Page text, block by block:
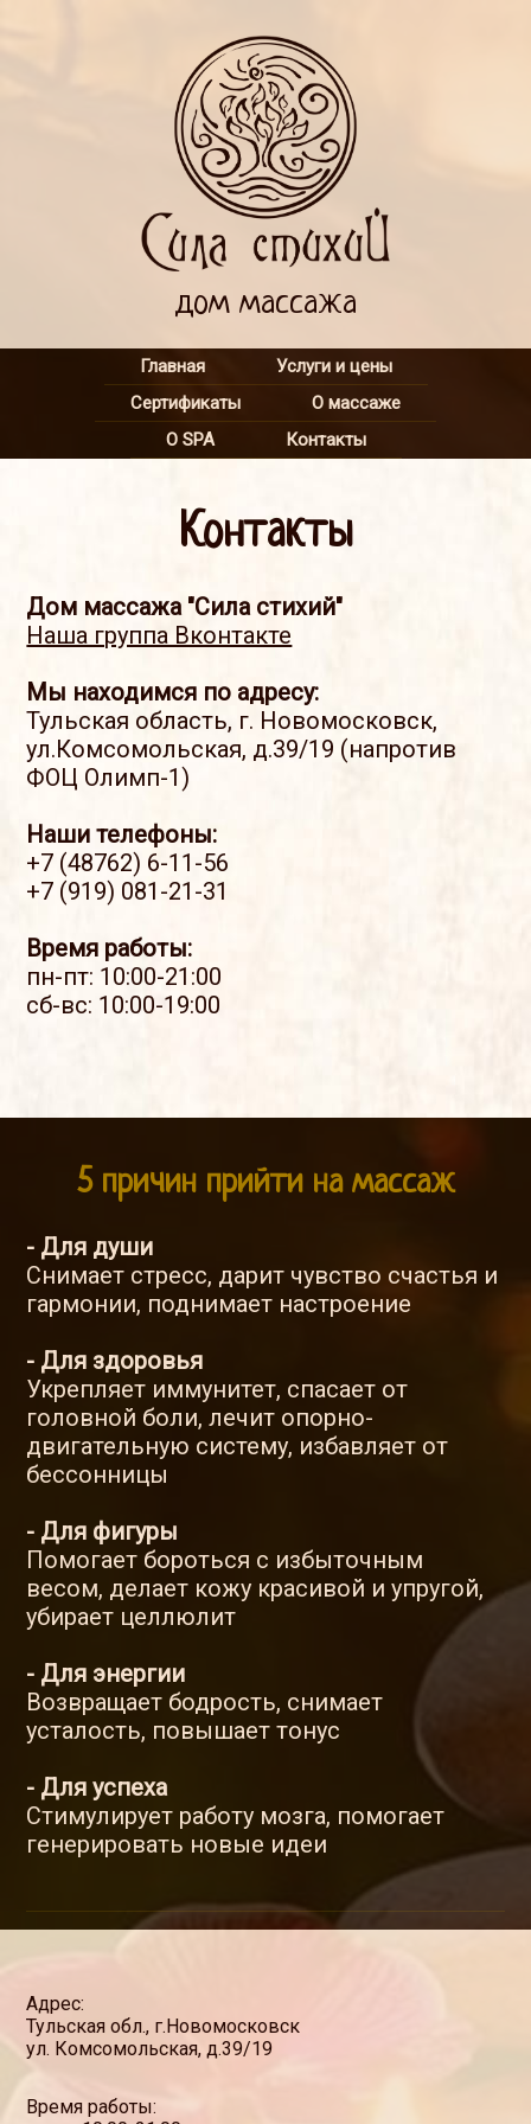
дом массажа
Главная
Услуги и цены
Сертификаты
О массаже
О SPA
Контакты
Контакты
Дом массажа "Сила стихий"
Наша группа Вконтакте
Мы находимся по адресу:
Тульская область, г. Новомосковск,
ул.Комсомольская, д.39/19 (напротив
ФОЦ Олимп-1)
Наши телефоны:
+7 (48762) 6-11-56
+7 (919) 081-21-31
Время работы:
пн-пт: 10:00-21:00
сб-вс: 10:00-19:00
5 причин прийти на массаж
- Для души
Снимает стресс, дарит чувство счастья и
гармонии, поднимает настроение
- Для здоровья
Укрепляет иммунитет, спасает от
головной боли, лечит опорно-
двигательную систему, избавляет от
бессонницы
- Для фигуры
Помогает бороться с избыточным
весом, делает кожу красивой и упругой,
убирает целлюлит
- Для энергии
Возвращает бодрость, снимает
усталость, повышает тонус
- Для успеха
Стимулирует работу мозга, помогает
генерировать новые идеи
Адрес:
Тульская обл., г.Новомосковск
ул. Комсомольская, д.39/19
Время работы: